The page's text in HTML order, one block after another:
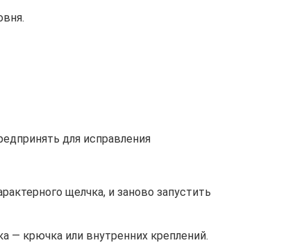
для исправления
щелчка, и заново запустить
— крючка или внутренних креплений.